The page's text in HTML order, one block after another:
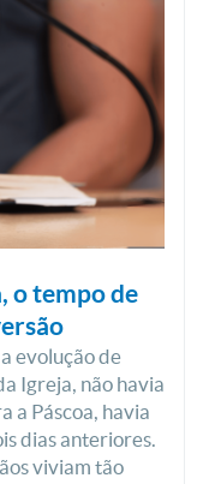
o tempo de
evolução de
Igreja, não havia
a Páscoa, havia
dias anteriores.
viviam tão